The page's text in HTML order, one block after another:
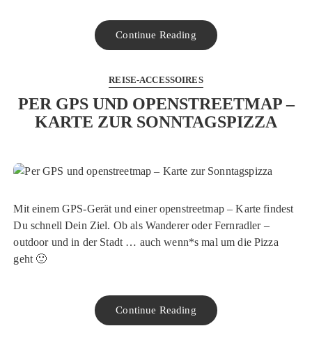
Continue Reading
REISE-ACCESSOIRES
PER GPS UND OPENSTREETMAP –
KARTE ZUR SONNTAGSPIZZA
Mit einem GPS-Gerät und einer openstreetmap – Karte findest
Du schnell Dein Ziel. Ob als Wanderer oder Fernradler –
outdoor und in der Stadt … auch wenn*s mal um die Pizza
geht 🙂
Continue Reading